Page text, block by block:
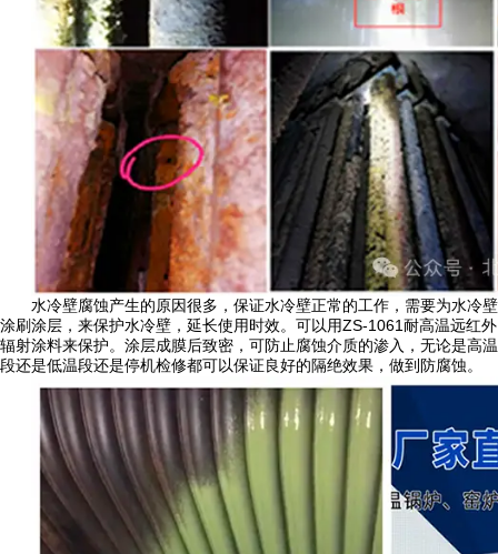
水冷壁腐蚀产生的原因很多，保证水冷壁正常的工作，需要为水冷壁
涂刷涂层，来保护水冷壁，延长使用时效。可以用ZS-1061耐高温远红外
辐射涂料来保护。涂层成膜后致密，可防止腐蚀介质的渗入，无论是高温
段还是低温段还是停机检修都可以保证良好的隔绝效果，做到防腐蚀。